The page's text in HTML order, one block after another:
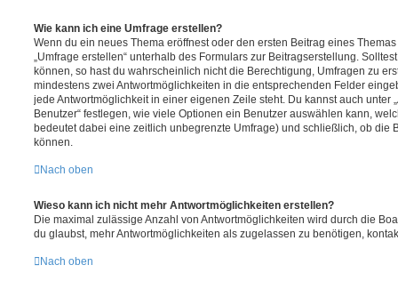
Wie kann ich eine Umfrage erstellen?
Wenn du ein neues Thema eröffnest oder den ersten Beitrag eines
„Umfrage erstellen“ unterhalb des Formulars zur Beitragserstellung.
können, so hast du wahrscheinlich nicht die Berechtigung, Umfragen zu
mindestens zwei Antwortmöglichkeiten in die entsprechenden Felder
jede Antwortmöglichkeit in einer eigenen Zeile steht. Du kannst auch unter
Benutzer“ festlegen, wie viele Optionen ein Benutzer auswählen kann,
bedeutet dabei eine zeitlich unbegrenzte Umfrage) und schließlich, ob die
können.
Nach oben
Wieso kann ich nicht mehr Antwortmöglichkeiten erstellen?
Die maximal zulässige Anzahl von Antwortmöglichkeiten wird durch die
du glaubst, mehr Antwortmöglichkeiten als zugelassen zu benötigen,
Nach oben